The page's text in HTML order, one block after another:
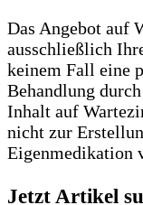
Das Angebot auf
ausschließlich
keinem Fall eine
Behandlung
Inhalt auf
nicht zur
Eigenmedikation
Jetzt Artikel